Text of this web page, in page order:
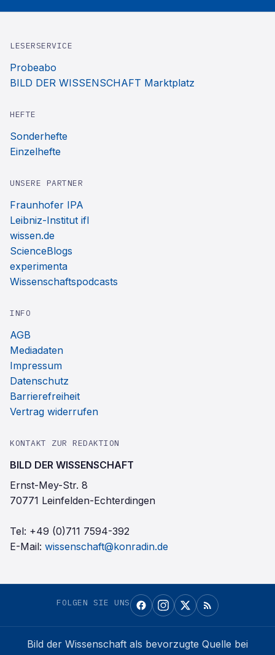
LESERSERVICE
Probeabo
BILD DER WISSENSCHAFT Marktplatz
HEFTE
Sonderhefte
Einzelhefte
UNSERE PARTNER
Fraunhofer IPA
Leibniz-Institut ifl
wissen.de
ScienceBlogs
experimenta
Wissenschaftspodcasts
INFO
AGB
Mediadaten
Impressum
Datenschutz
Barrierefreiheit
Vertrag widerrufen
KONTAKT ZUR REDAKTION
BILD DER WISSENSCHAFT
Ernst-Mey-Str. 8
70771 Leinfelden-Echterdingen
Tel: +49 (0)711 7594-392
E-Mail: wissenschaft@konradin.de
FOLGEN SIE UNS
Bild der Wissenschaft als bevorzugte Quelle bei